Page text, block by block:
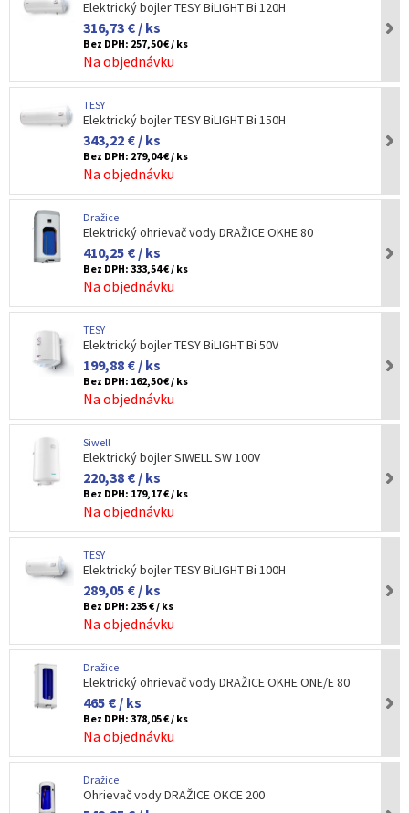
Elektrický bojler TESY BiLIGHT Bi 120H
316,73 € / ks
Bez DPH: 257,50 € / ks
Na objednávku
TESY
Elektrický bojler TESY BiLIGHT Bi 150H
343,22 € / ks
Bez DPH: 279,04 € / ks
Na objednávku
Dražice
Elektrický ohrievač vody DRAŽICE OKHE 80
410,25 € / ks
Bez DPH: 333,54 € / ks
Na objednávku
TESY
Elektrický bojler TESY BiLIGHT Bi 50V
199,88 € / ks
Bez DPH: 162,50 € / ks
Na objednávku
Siwell
Elektrický bojler SIWELL SW 100V
220,38 € / ks
Bez DPH: 179,17 € / ks
Na objednávku
TESY
Elektrický bojler TESY BiLIGHT Bi 100H
289,05 € / ks
Bez DPH: 235 € / ks
Na objednávku
Dražice
Elektrický ohrievač vody DRAŽICE OKHE ONE/E 80
465 € / ks
Bez DPH: 378,05 € / ks
Na objednávku
Dražice
Ohrievač vody DRAŽICE OKCE 200